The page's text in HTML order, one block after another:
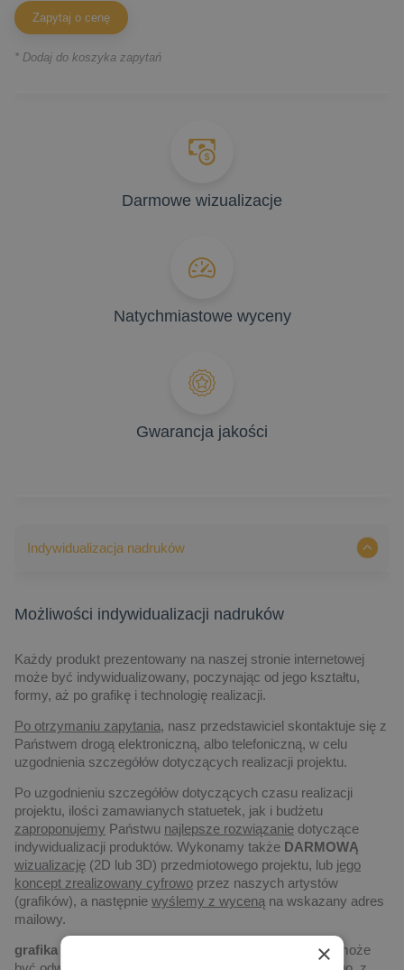
Zapytaj o cenę
* Dodaj do koszyka zapytań
Darmowe wizualizacje
Natychmiastowe wyceny
Gwarancja jakości
Indywidualizacja nadruków
Możliwości indywidualizacji nadruków
Każdy produkt prezentowany na naszej stronie internetowej
może być indywidualizowany, poczynając od jego kształtu,
formy, aż po grafikę i technologię realizacji.
Po otrzymaniu zapytania, nasz przedstawiciel skontaktuje się z
Państwem drogą elektroniczną, albo telefoniczną, w celu
uzgodnienia szczegółów dotyczących realizacji projektu.
Po uzgodnieniu szczegółów dotyczących czasu realizacji
projektu, ilości zamawianych statuetek, jak i budżetu
zaproponujemy Państwu najlepsze rozwiązanie dotyczące
indywidualizacji produktów. Wykonamy także DARMOWĄ
wizualizację (2D lub 3D) przedmiotowego projektu, lub jego
koncept zrealizowany cyfrowo przez naszych artystów
(grafików), a następnie wyślemy z wyceną na wskazany adres
mailowy.
grafika – każdy produkt na naszej stronie internetowej może
×